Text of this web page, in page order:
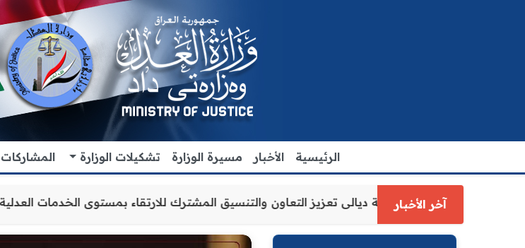
الرئيسية الأخبار مسيرة الوزارة تشكيلات الوزارة
آخر الأخبار
الاقدم يبحث مع رئيس مجلس محافظة ديالى تعزيز التعاون والتنسيق المشترك للارتقاء بمستوى